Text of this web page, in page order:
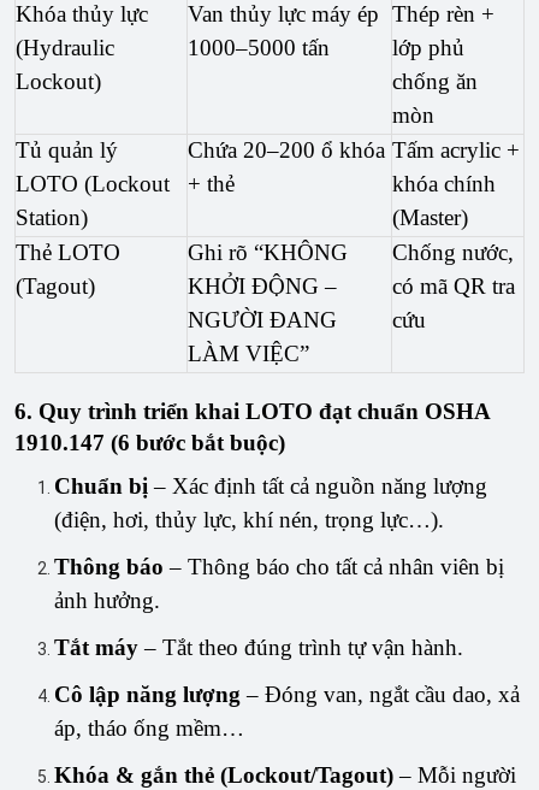
Khóa thủy lực
(Hydraulic
Lockout)
Van thủy lực máy ép
1000–5000 tấn
Thép rèn +
lớp phủ
chống ăn
mòn
Tủ quản lý
LOTO (Lockout
Station)
Chứa 20–200 ổ khóa
+ thẻ
Tấm acrylic +
khóa chính
(Master)
Thẻ LOTO
(Tagout)
Ghi rõ “KHÔNG
KHỞI ĐỘNG –
NGƯỜI ĐANG
LÀM VIỆC”
Chống nước,
có mã QR tra
cứu
6. Quy trình triển khai LOTO đạt chuẩn OSHA
1910.147 (6 bước bắt buộc)
Chuẩn bị – Xác định tất cả nguồn năng lượng
(điện, hơi, thủy lực, khí nén, trọng lực…).
Thông báo – Thông báo cho tất cả nhân viên bị
ảnh hưởng.
Tắt máy– Tắt theo đúng trình tự vận hành.
Cô lập năng lượng – Đóng van, ngắt cầu dao, xả
áp, tháo ống mềm…
Khóa & gắn thẻ (Lockout/Tagout)– Mỗi người